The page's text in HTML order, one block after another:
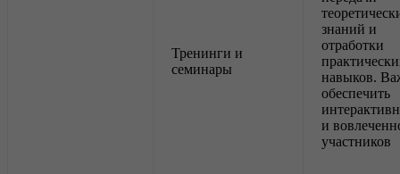
Тренинги и
семинары
знаний и
отработки
навыков.
обеспечить
и
участников